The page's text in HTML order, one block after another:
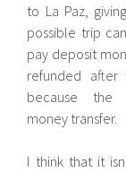
to La Paz,
possible trip
pay deposit
refunded after
because the
money transfer.
I think that it